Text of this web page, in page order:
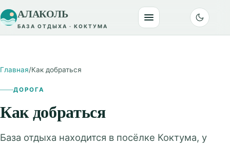
АЛАКОЛЬ
БАЗА ОТДЫХА · КОКТУМА
Главная/Как добраться
ДОРОГА
Как добраться
База отдыха находится в посёлке Коктума, у